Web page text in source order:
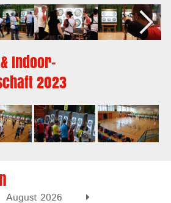
Indoor-
2023
August 2026